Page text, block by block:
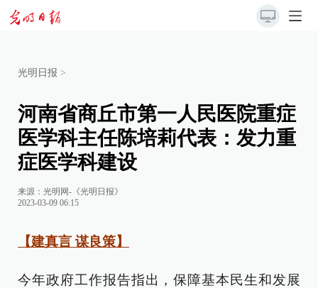
光明日报 >
河南省商丘市第一人民医院重症
医学科主任陈培莉代表：发力重
症医学科建设
来源： 光明网-《光明日报》
2023-03-09 06:15
【建真言 谋良策】
今年政府工作报告指出，保障基本民生和发展